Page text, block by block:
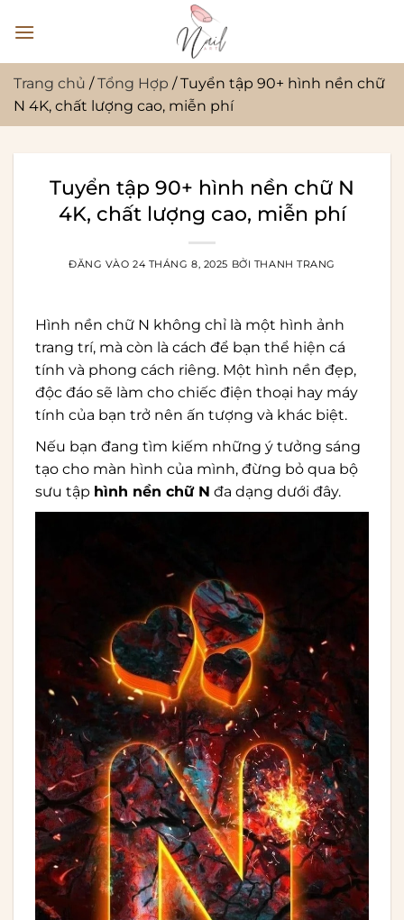
qua
dung
Trang chủ /Tổng Hợp /Tuyển tập 90+ hình nền chữ
N 4K, chất lượng cao, miễn phí
Tuyển tập 90+ hình nền chữ N
4K, chất lượng cao, miễn phí
ĐĂNG VÀO24 THÁNG 8, 2025 BỞI THANH TRANG
Hình nền chữ N không chỉ là một hình ảnh
trang trí, mà còn là cách để bạn thể hiện cá
tính và phong cách riêng. Một hình nền đẹp,
độc đáo sẽ làm cho chiếc điện thoại hay máy
tính của bạn trở nên ấn tượng và khác biệt.
Nếu bạn đang tìm kiếm những ý tưởng sáng
tạo cho màn hình của mình, đừng bỏ qua bộ
sưu tập hình nền chữ N đa dạng dưới đây.